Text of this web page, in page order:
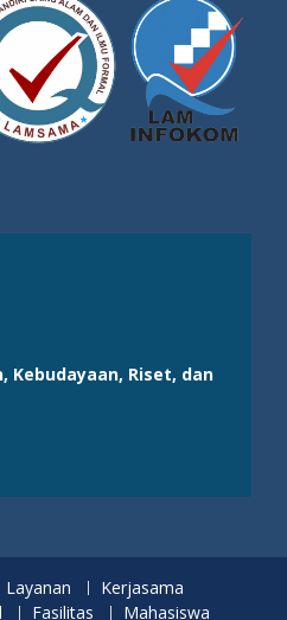
Kebudayaan, Riset, dan
Layanan
Kerjasama
Fasilitas Mahasiswa